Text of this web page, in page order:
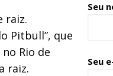
raiz.
Pitbull”, que
Rio de
raiz.
Seu
Seu